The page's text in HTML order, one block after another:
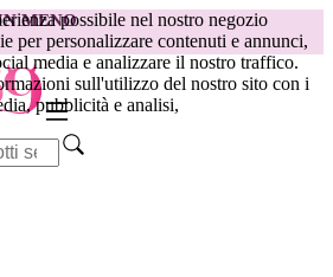
possibile nel nostro negozio
per personalizzare contenuti e annunci,
media e analizzare il nostro traffico.
sull'utilizzo del nostro sito con i
pubblicità e analisi,
MENO